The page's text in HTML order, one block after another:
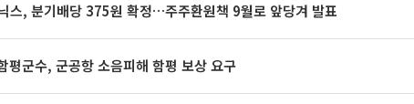
스, 분기배당 375원 확정…주주환원책 9월로 앞당겨 발표
평군수, 군공항 소음피해 함평 보상 요구